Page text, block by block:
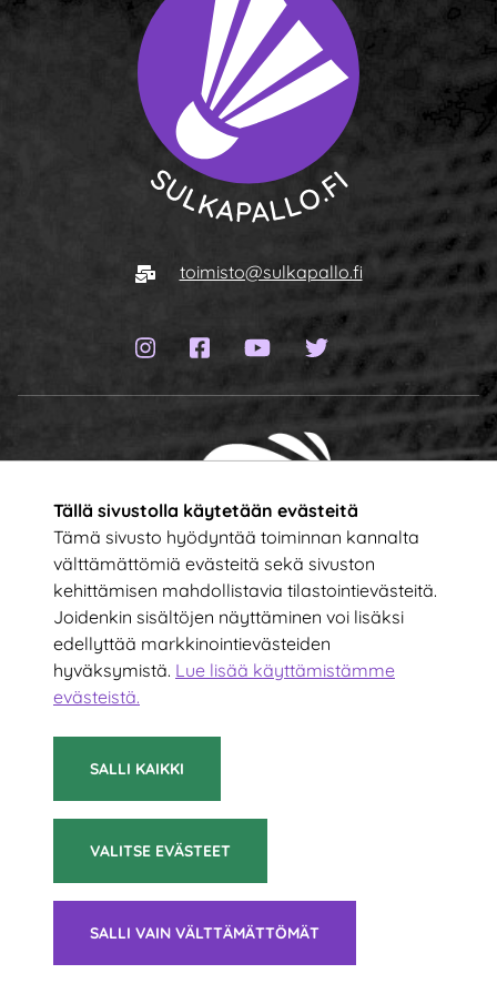
Tällä sivustolla käytetään evästeitä
Tämä sivusto hyödyntää toiminnan kannalta
välttämättömiä evästeitä sekä sivuston
kehittämisen mahdollistavia tilastointievästeitä.
Joidenkin sisältöjen näyttäminen voi lisäksi
edellyttää markkinointievästeiden
hyväksymistä. Lue lisää käyttämistämme
evästeistä.​​​​​​
SALLI KAIKKI
SALLI VAIN VÄLTTÄMÄTTÖMÄT
VALITSE EVÄSTEET
Sähköposti
toimisto@sulkapallo.fi
Instagram-sivu
Facebook-sivu
YouTube-kanava
Twitter-sivu
Tilaa uutiskirje!
Kirjoita sähköpostiosoitteesi
© 2021 Suomen Sulkapalloliitto ry